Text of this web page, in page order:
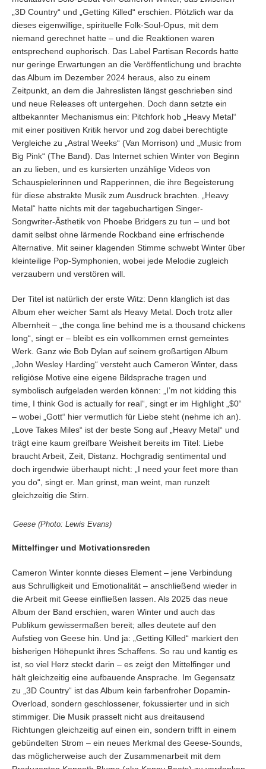
„3D Country“ und „Getting Killed“ erschien. Plötzlich war da
dieses eigenwillige, spirituelle Folk-Soul-Opus, mit dem
niemand gerechnet hatte – und die Reaktionen waren
entsprechend euphorisch. Das Label Partisan Records hatte
nur geringe Erwartungen an die Veröffentlichung und brachte
das Album im Dezember 2024 heraus, also zu einem
Zeitpunkt, an dem die Jahreslisten längst geschrieben sind
und neue Releases oft untergehen. Doch dann setzte ein
altbekannter Mechanismus ein: Pitchfork hob „Heavy Metal“
mit einer positiven Kritik hervor und zog dabei berechtigte
Vergleiche zu „Astral Weeks“ (Van Morrison) und „Music from
Big Pink“ (The Band). Das Internet schien Winter von Beginn
an zu lieben, und es kursierten unzählige Videos von
Schauspielerinnen und Rapperinnen, die ihre Begeisterung
für diese abstrakte Musik zum Ausdruck brachten. „Heavy
Metal“ hatte nichts mit der tagebuchartigen Singer-
Songwriter-Ästhetik von Phoebe Bridgers zu tun – und bot
damit selbst ohne lärmende Rockband eine erfrischende
Alternative. Mit seiner klagenden Stimme schwebt Winter über
kleinteilige Pop-Symphonien, wobei jede Melodie zugleich
verzaubern und verstören will.
Der Titel ist natürlich der erste Witz: Denn klanglich ist das
Album eher weicher Samt als Heavy Metal. Doch trotz aller
Albernheit – „the conga line behind me is a thousand chickens
long“, singt er – bleibt es ein vollkommen ernst gemeintes
Werk. Ganz wie Bob Dylan auf seinem großartigen Album
„John Wesley Harding“ versteht auch Cameron Winter, dass
religiöse Motive eine eigene Bildsprache tragen und
symbolisch aufgeladen werden können: „I’m not kidding this
time, I think God is actually for real“, singt er im Highlight „$0“
– wobei „Gott“ hier vermutlich für Liebe steht (nehme ich an).
„Love Takes Miles“ ist der beste Song auf „Heavy Metal“ und
trägt eine kaum greifbare Weisheit bereits im Titel: Liebe
braucht Arbeit, Zeit, Distanz. Hochgradig sentimental und
doch irgendwie überhaupt nicht: „I need your feet more than
you do“, singt er. Man grinst, man weint, man runzelt
gleichzeitig die Stirn.
Geese (Photo: Lewis Evans)
Mittelfinger und Motivationsreden
Cameron Winter konnte dieses Element – jene Verbindung
aus Schrulligkeit und Emotionalität – anschließend wieder in
die Arbeit mit Geese einfließen lassen. Als 2025 das neue
Album der Band erschien, waren Winter und auch das
Publikum gewissermaßen bereit; alles deutete auf den
Aufstieg von Geese hin. Und ja: „Getting Killed“ markiert den
bisherigen Höhepunkt ihres Schaffens. So rau und kantig es
ist, so viel Herz steckt darin – es zeigt den Mittelfinger und
hält gleichzeitig eine aufbauende Ansprache. Im Gegensatz
zu „3D Country“ ist das Album kein farbenfroher Dopamin-
Overload, sondern geschlossener, fokussierter und in sich
stimmiger. Die Musik prasselt nicht aus dreitausend
Richtungen gleichzeitig auf einen ein, sondern trifft in einem
gebündelten Strom – ein neues Merkmal des Geese-Sounds,
das möglicherweise auch der Zusammenarbeit mit dem